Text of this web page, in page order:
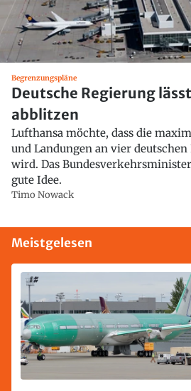
Begrenzungspläne
Deutsche Regierung
abblitzen
Lufthansa möchte, dass die
und Landungen an vier
wird. Das
gute Idee.
Timo Nowack
Meistgelesen